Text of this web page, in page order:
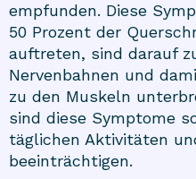
empfunden. Diese
50 Prozent der
auftreten, sind darauf
Nervenbahnen und
zu den Muskeln
sind diese Symptome
täglichen Aktivitäten
beeinträchtigen.